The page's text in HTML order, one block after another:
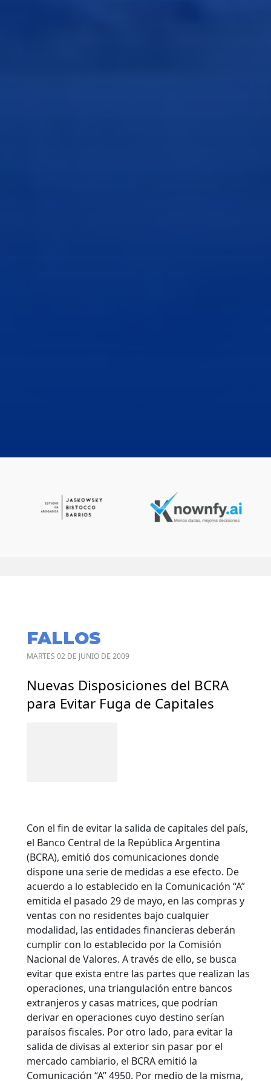
FALLOS
MARTES 02 DE JUNIO DE 2009
Nuevas Disposiciones del BCRA
para Evitar Fuga de Capitales
Con el fin de evitar la salida de capitales del país,
el Banco Central de la República Argentina
(BCRA), emitió dos comunicaciones donde
dispone una serie de medidas a ese efecto. De
acuerdo a lo establecido en la Comunicación “A”
emitida el pasado 29 de mayo, en las compras y
ventas con no residentes bajo cualquier
modalidad, las entidades financieras deberán
cumplir con lo establecido por la Comisión
Nacional de Valores. A través de ello, se busca
evitar que exista entre las partes que realizan las
operaciones, una triangulación entre bancos
extranjeros y casas matrices, que podrían
derivar en operaciones cuyo destino serían
paraísos fiscales. Por otro lado, para evitar la
salida de divisas al exterior sin pasar por el
mercado cambiario, el BCRA emitió la
Comunicación “A” 4950. Por medio de la misma,